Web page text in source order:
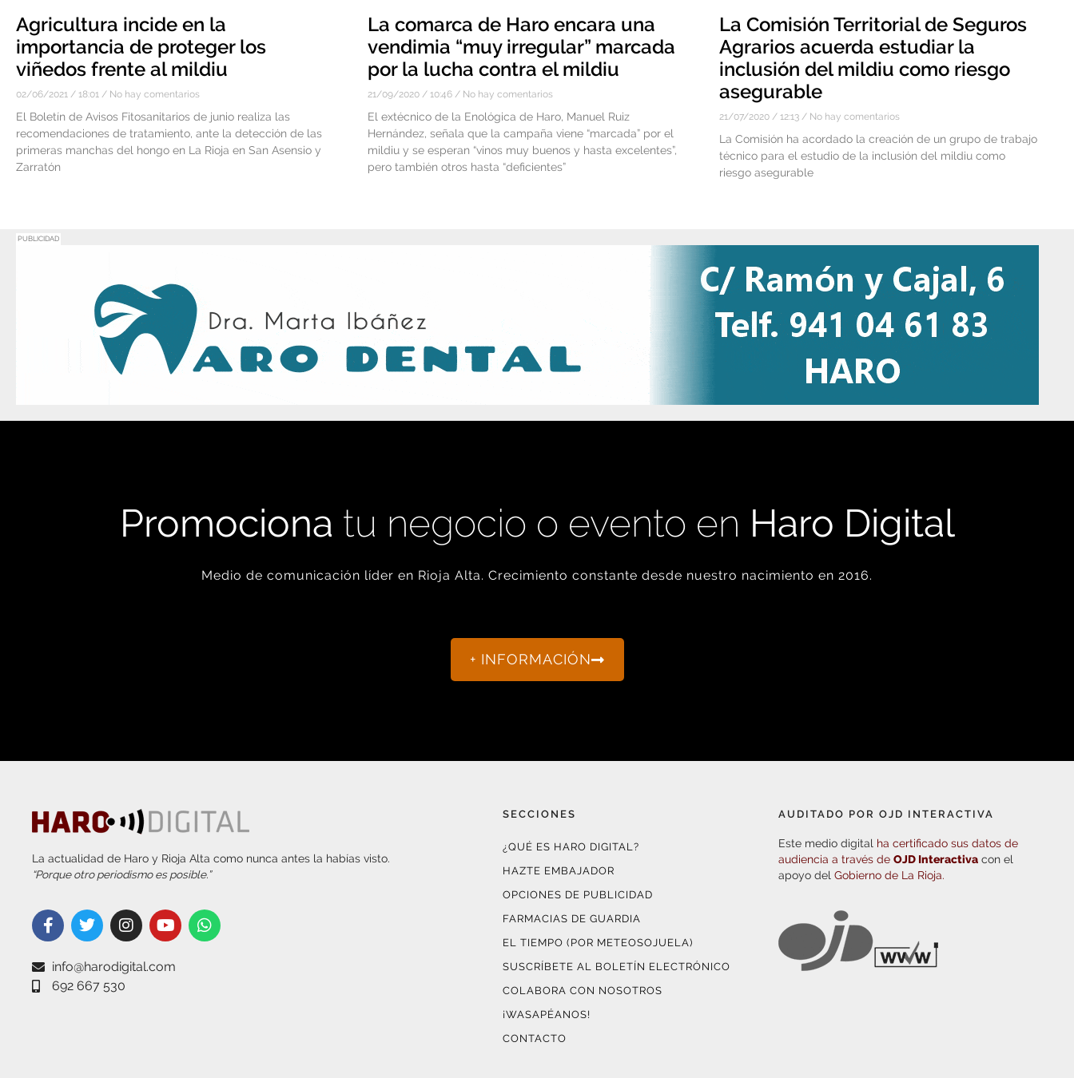
Agricultura incide en la
importancia de proteger los
viñedos frente al mildiu
02/06/2021 18:01 No hay comentarios
El Boletín de Avisos Fitosanitarios de junio realiza las
recomendaciones de tratamiento, ante la detección de las
primeras manchas del hongo en La Rioja en San Asensio y
Zarratón
La comarca de Haro encara una
vendimia “muy irregular” marcada
por la lucha contra el mildiu
21/09/2020 10:46 No hay comentarios
El extécnico de la Enológica de Haro, Manuel Ruiz
Hernández, señala que la campaña viene “marcada” por el
mildiu y se esperan “vinos muy buenos y hasta excelentes”,
pero también otros hasta “deficientes”
La Comisión Territorial de Seguros
Agrarios acuerda estudiar la
inclusión del mildiu como riesgo
asegurable
21/07/2020 12:13 No hay comentarios
La Comisión ha acordado la creación de un grupo de trabajo
técnico para el estudio de la inclusión del mildiu como
riesgo asegurable
PUBLICIDAD
Promociona tu negocio o evento en Haro Digital
Medio de comunicación líder en Rioja Alta. Crecimiento constante desde nuestro nacimiento en 2016.
+ INFORMACIÓN
La actualidad de Haro y Rioja Alta como nunca antes la habías visto.
“Porque otro periodismo es posible.”
info@harodigital.com
692 667 530
SECCIONES
¿QUÉ ES HARO DIGITAL?
HAZTE EMBAJADOR
OPCIONES DE PUBLICIDAD
FARMACIAS DE GUARDIA
EL TIEMPO (POR METEOSOJUELA)
SUSCRÍBETE AL BOLETÍN ELECTRÓNICO
COLABORA CON NOSOTROS
¡WASAPÉANOS!
CONTACTO
AUDITADO POR OJD INTERACTIVA
Este medio digital ha certificado sus datos de
audiencia a través deOJD Interactiva con el
apoyo delGobierno de La Rioja.